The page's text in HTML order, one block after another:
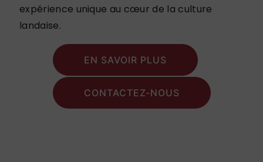
expérience unique au cœur de la culture
landaise.
EN SAVOIR PLUS
CONTACTEZ-NOUS